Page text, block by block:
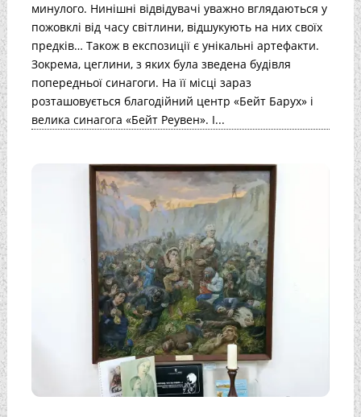
минулого. Нинішні відвідувачі уважно вглядаються у
пожовклі від часу світлини, відшукують на них своїх
предків… Також в експозиції є унікальні артефакти.
Зокрема, цеглини, з яких була зведена будівля
попередньої синагоги. На її місці зараз
розташовується благодійний центр «Бейт Барух» і
велика синагога «Бейт Реувен». І...